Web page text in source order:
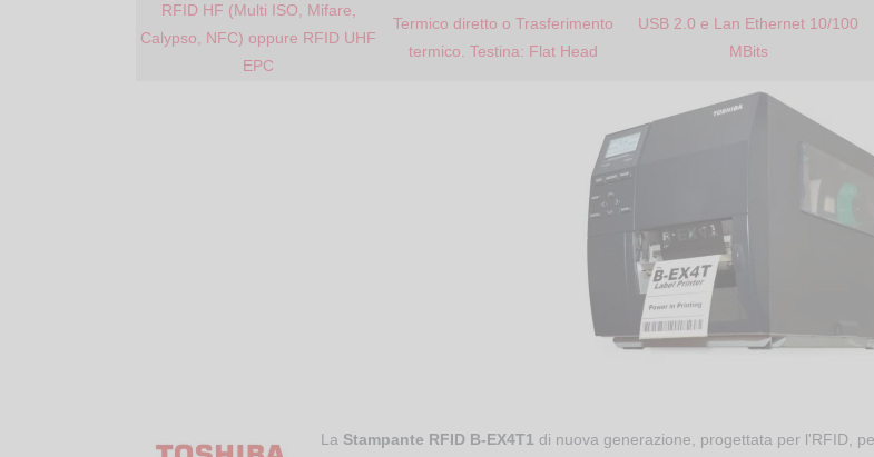
RFID HF (Multi ISO, Mifare,
Calypso, NFC) oppure RFID UHF
EPC
Termico diretto o Trasferimento
termico. Testina: Flat Head
USB 2.0 e Lan Ethernet 10/100
MBits
La Stampante RFID B-EX4T1 di nuova generazione, progettata per l'RFID,